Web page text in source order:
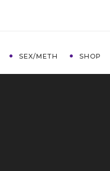
SEX/METH SHOP